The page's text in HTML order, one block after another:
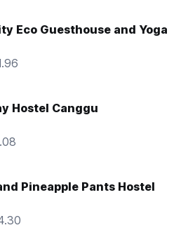
Eco Guesthouse and Yoga
Hostel Canggu
Pineapple Pants Hostel